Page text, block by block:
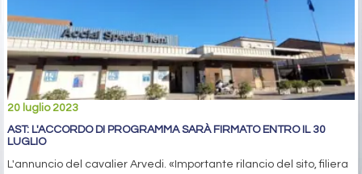
20 luglio 2023
AST: L'ACCORDO DI PROGRAMMA SARÀ FIRMATO ENTRO IL 30
LUGLIO
L'annuncio del cavalier Arvedi. «Importante rilancio del sito, filiera